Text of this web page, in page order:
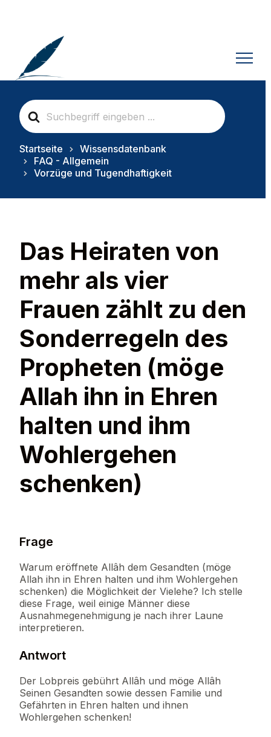
S
e
a
c
F
r
Startseite
Wissensdatenbank
FAQ - Allgemein
Vorzüge und Tugendhaftigkeit
Das Heiraten von
mehr als vier
Frauen zählt zu den
Sonderregeln des
Propheten (möge
Allah ihn in Ehren
halten und ihm
Wohlergehen
schenken)
Frage
Warum eröffnete Allâh dem Gesandten (möge
Allah ihn in Ehren halten und ihm Wohlergehen
schenken) die Möglichkeit der Vielehe? Ich stelle
diese Frage, weil einige Männer diese
Ausnahmegenehmigung je nach ihrer Laune
interpretieren.
Antwort
Der Lobpreis gebührt Allâh und möge Allâh
Seinen Gesandten sowie dessen Familie und
Gefährten in Ehren halten und ihnen
Wohlergehen schenken!